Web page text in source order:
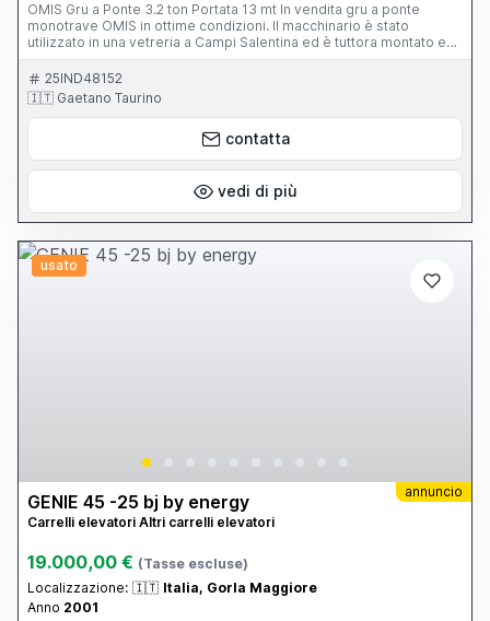
OMIS Gru a Ponte 3.2 ton Portata 13 mt In vendita gru a ponte
monotrave OMIS in ottime condizioni. Il macchinario è stato
utilizzato in una vetreria a Campi Salentina ed è tuttora montato e
funzionante. Ideale per aziende che necessitano una soluzione
affidabile per il sollevamento e la movimentazione di carichi.
Dettagli principali Marca OMIS Modello Gru a Ponte 13 Portata 3.2
ton Dati tecnici Portata 3.2 ton Dimensioni 13000 x altezza 1570 mm
Interasse 13 metri Paranco KONE numero di fabbrica 58284
Potenza installata complessiva 7.5 kW alimentazione 400 V 50 Hz
Condizioni Ottime condizioni e attualmente montata in modo
pienamente operativo. Macchinario usato disponibile salvo il
mantenuta in una vetreria.
25IND48152
🇮🇹 Gaetano Taurino
contatta
vedi di più
usato
annuncio
GENIE 45 -25 bj by energy
Carrelli elevatori Altri carrelli elevatori
19.000,00 € (Tasse escluse)
Localizzazione: 🇮🇹 Italia, Gorla Maggiore
Anno 2001